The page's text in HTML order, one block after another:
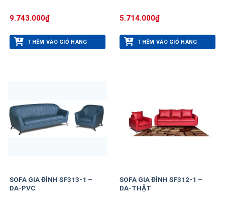
9.743.000₫
THÊM VÀO GIỎ HÀNG
5.714.000₫
THÊM VÀO GIỎ HÀNG
SOFA GIA ĐÌNH SF313-1 –
DA-PVC
SOFA GIA ĐÌNH SF312-1 –
DA-THẬT